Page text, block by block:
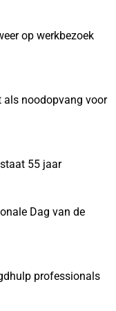
op werkbezoek
als noodopvang voor
55 jaar
Dag van de
professionals